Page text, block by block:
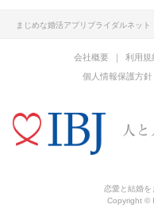
まじめな婚活アプリブライダルネット
会社概要 利用規
個人情報保護方針
恋愛と結婚を
Copyright ©